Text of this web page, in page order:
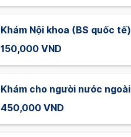
Khám Nội khoa (BS quốc tế)
150,000 VND
Khám cho người nước ngoài
450,000 VND